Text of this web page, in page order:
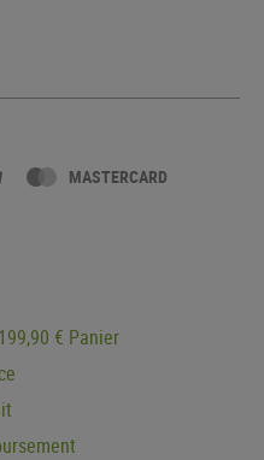
MASTERCARD
€ Panier